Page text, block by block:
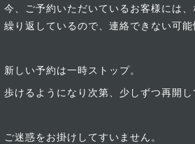
今、ご予約いただいているお客様には
繰り返しているので、連絡できない可
新しい予約は一時ストップ。
歩けるようになり次第、少しずつ再開し
ご迷惑をお掛けしてすいません。